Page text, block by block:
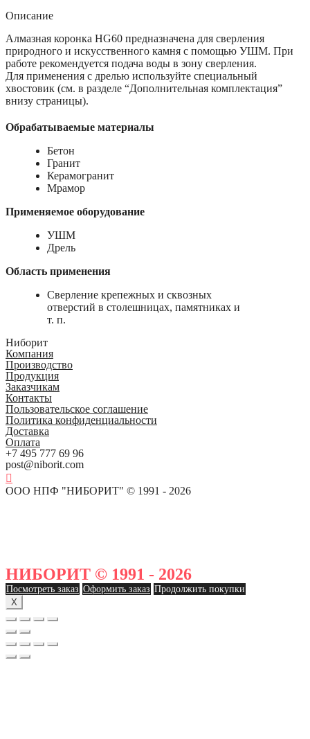
Описание
Алмазная коронка HG60 предназначена для сверления
природного и искусственного камня с помощью УШМ. При
работе рекомендуется подача воды в зону сверления.
Для применения с дрелью используйте специальный
хвостовик (см. в разделе “Дополнительная комплектация”
внизу страницы).
Обрабатываемые материалы
Бетон
Гранит
Керамогранит
Мрамор
Применяемое оборудование
УШМ
Дрель
Область применения
Сверление крепежных и сквозных
отверстий в столешницах, памятниках и
т. п.
Ниборит
Компания
Производство
Продукция
Заказчикам
Контакты
Пользовательское соглашение
Политика конфиденциальности
Доставка
Оплата
+7 495 777 69 96
post@niborit.com
ООО НПФ "НИБОРИТ" © 1991 - 2026
НИБОРИТ © 1991 - 2026
Посмотреть заказ Оформить заказ Продолжить покупки
X